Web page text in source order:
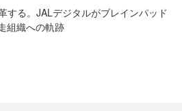
する。JALデジタルがブレインパッド
組織への軌跡